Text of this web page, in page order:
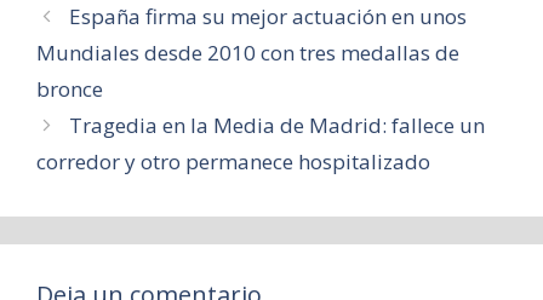
España firma su mejor actuación en unos
Mundiales desde 2010 con tres medallas de
bronce
Tragedia en la Media de Madrid: fallece un
corredor y otro permanece hospitalizado